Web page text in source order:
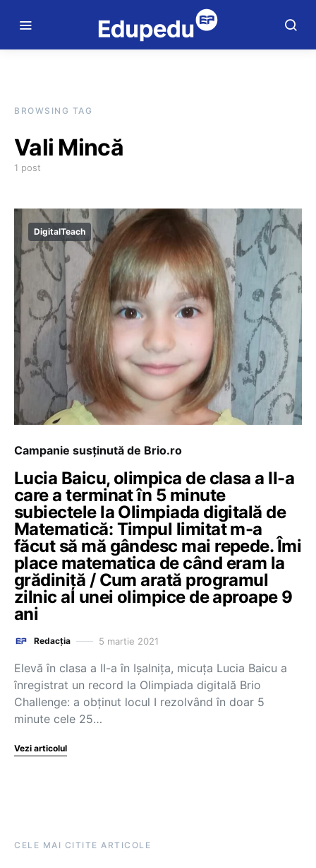
BROWSING TAG
Vali Mincă
1 post
DigitalTeach
Campanie susținută de Brio.ro
Lucia Baicu, olimpica de clasa a II-a
care a terminat în 5 minute
subiectele la Olimpiada digitală de
Matematică: Timpul limitat m-a
făcut să mă gândesc mai repede. Îmi
place matematica de când eram la
grădiniță / Cum arată programul
zilnic al unei olimpice de aproape 9
ani
Redacția 5 martie 2021
Elevă în clasa a II-a în Ișalnița, micuța Lucia Baicu a
înregistrat un record la Olimpiada digitală Brio
Challenge: a obținut locul I rezolvând în doar 5
minute cele 25…
Vezi articolul
CELE MAI CITITE ARTICOLE